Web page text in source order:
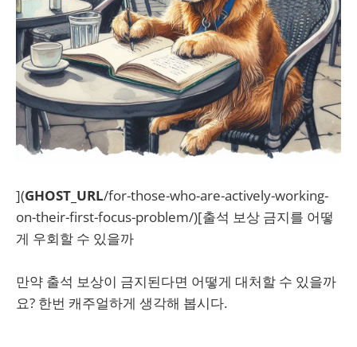
](GHOST_URL/for-those-who-are-actively-working-
on-their-first-focus-problem/)[출석 보상 금지를 어떻
게 우회할 수 있을까
만약 출석 보상이 금지된다면 어떻게 대처할 수 있을까
요? 한번 캐주얼하게 생각해 봅시다.